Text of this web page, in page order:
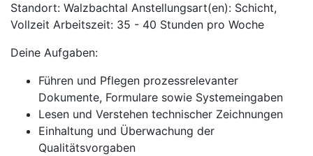
Standort: Walzbachtal Anstellungsart(en): Schicht,
Vollzeit Arbeitszeit: 35 - 40 Stunden pro Woche
Deine Aufgaben:
Führen und Pflegen prozessrelevanter
Dokumente, Formulare sowie Systemeingaben
Lesen und Verstehen technischer Zeichnungen
Einhaltung und Überwachung der
Qualitätsvorgaben